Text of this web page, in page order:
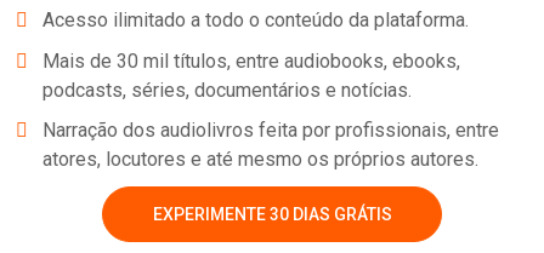
Acesso ilimitado a todo o conteúdo da plataforma.
Mais de 30 mil títulos, entre audiobooks, ebooks,
podcasts, séries, documentários e notícias.
Narração dos audiolivros feita por profissionais, entre
atores, locutores e até mesmo os próprios autores.
EXPERIMENTE 30 DIAS GRÁTIS